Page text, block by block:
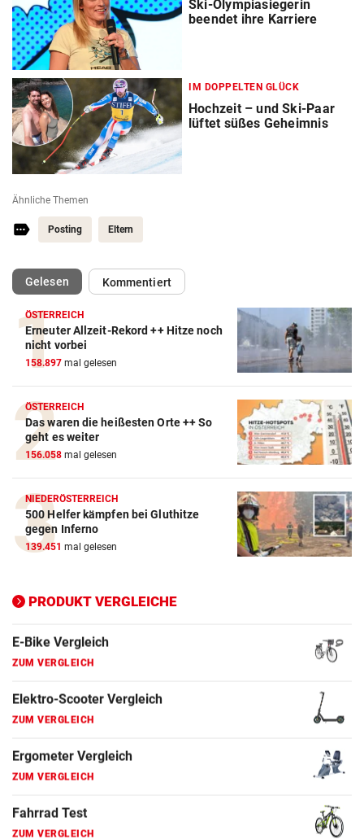
Ski-Olympiasiegerin
beendet ihre Karriere
IM DOPPELTEN GLÜCK
Hochzeit – und Ski-Paar
lüftet süßes Geheimnis
Ähnliche Themen
Posting Eltern
Gelesen(ausgewählt)Kommentiert
ÖSTERREICH
Erneuter Allzeit-Rekord ++ Hitze noch
nicht vorbei
158.897 mal gelesen
ÖSTERREICH
Das waren die heißesten Orte ++ So
geht es weiter
156.058 mal gelesen
NIEDERÖSTERREICH
500 Helfer kämpfen bei Gluthitze
gegen Inferno
139.451 mal gelesen
PRODUKT VERGLEICHE
Action-Cam Vergleich
ZUM VERGLEICH
Crosstrainer Vergleich
ZUM VERGLEICH
E-Bike Vergleich
ZUM VERGLEICH
Elektro-Scooter Vergleich
ZUM VERGLEICH
ZUM VERGLEICH
ZUM VERGLEICH
ZUM VERGLEICH